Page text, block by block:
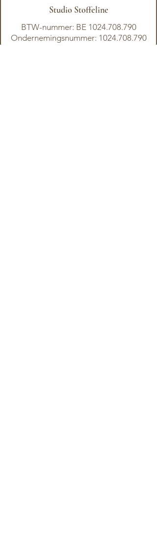
Studio Stoffeline
BTW-nummer: BE 1024.708.790
Ondernemingsnummer: 1024.708.790